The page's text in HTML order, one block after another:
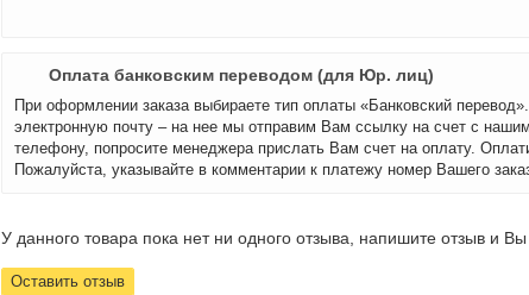
Оплата банковским переводом (для Юр. лиц)
При оформлении заказа выбираете тип оплаты «Банковский
электронную почту – на нее мы отправим Вам ссылку на счет с
телефону, попросите менеджера прислать Вам счет на оплату.
Пожалуйста, указывайте в комментарии к платежу номер Вашего
У данного товара пока нет ни одного отзыва, напишите отзыв и
Оставить отзыв